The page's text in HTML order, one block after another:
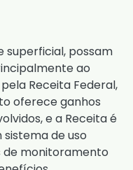
superficial, possam
ao
Receita Federal,
oferece ganhos
e a Receita é
de uso
monitoramento